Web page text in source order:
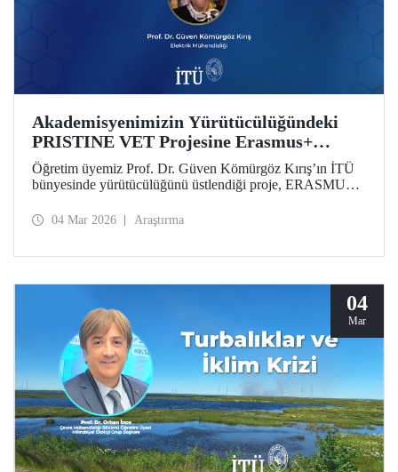
Akademisyenimizin Yürütücülüğündeki
PRISTINE VET Projesine Erasmus+
Desteği
Öğretim üyemiz Prof. Dr. Güven Kömürgöz Kırış’ın İTÜ
bünyesinde yürütücülüğünü üstlendiği proje, ERASMUS
“Batı Afrika’da Mesleki Eğitim ve Öğretim Yoluyla Doğal
04 Mar 2026 Araştırma
04
Mar